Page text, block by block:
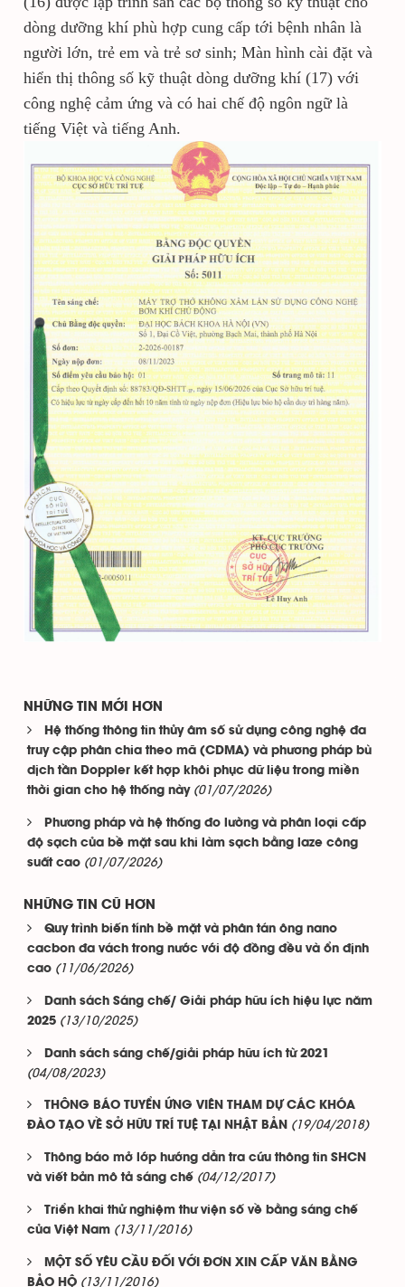
dòng dưỡng khí phù hợp cung cấp tới bệnh nhân là
người lớn, trẻ em và trẻ sơ sinh; Màn hình cài đặt và
hiển thị thông số kỹ thuật dòng dưỡng khí (17) với
công nghệ cảm ứng và có hai chế độ ngôn ngữ là
tiếng Việt và tiếng Anh.
NHỮNG TIN MỚI HƠN
Hệ thống thông tin thủy âm số sử dụng công nghệ đa
truy cập phân chia theo mã (CDMA) và phương pháp bù
dịch tần Doppler kết hợp khôi phục dữ liệu trong miền
thời gian cho hệ thống này (01/07/2026)
Phương pháp và hệ thống đo lường và phân loại cấp
độ sạch của bề mặt sau khi làm sạch bằng laze công
suất cao (01/07/2026)
NHỮNG TIN CŨ HƠN
Quy trình biến tính bề mặt và phân tán ông nano
cacbon đa vách trong nước với độ đồng đều và ổn định
cao (11/06/2026)
Danh sách Sáng chế/ Giải pháp hữu ích hiệu lực năm
2025 (13/10/2025)
Danh sách sáng chế/giải pháp hữu ích từ 2021
(04/08/2023)
THÔNG BÁO TUYỂN ỨNG VIÊN THAM DỰ CÁC KHÓA
ĐÀO TẠO VỀ SỞ HỮU TRÍ TUỆ TẠI NHẬT BẢN
(19/04/2018)
Thông báo mở lớp hướng dẫn tra cứu thông tin SHCN
và viết bản mô tả sáng chế (04/12/2017)
Triển khai thử nghiệm thư viện số về bằng sáng chế
của Việt Nam (13/11/2016)
MỘT SỐ YÊU CẦU ĐỐI VỚI ĐƠN XIN CẤP VĂN BẰNG
BẢO HỘ (13/11/2016)